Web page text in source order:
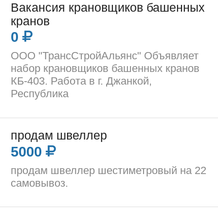
Вакансия крановщиков башенных
кранов
0
ООО "ТрансСтройАльянс" Объявляет
набор крановщиков башенных кранов
КБ-403. Работа в г. Джанкой,
Республика
продам швеллер
5000
продам швеллер шестиметровый на 22
самовывоз.